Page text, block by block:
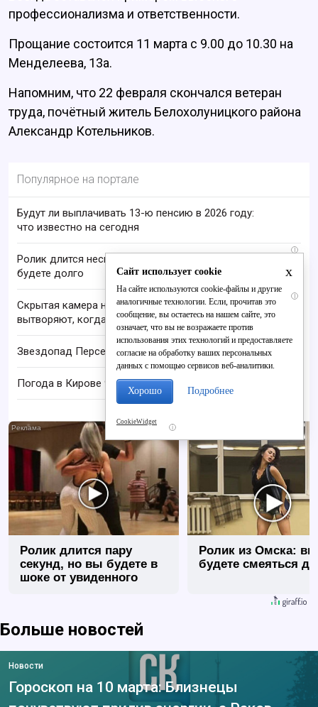
профессионализма и ответственности.
Прощание состоится 11 марта с 9.00 до 10.30 на
Менделеева, 13а.
Напомним, что 22 февраля скончался ветеран
труда, почётный житель Белохолуницкого района
Александр Котельников.
Популярное на портале
Будут ли выплачивать 13-ю пенсию в 2026 году:
что известно на сегодня
i
Ролик длится несколько секунд, а смеяться вы
будете долго
i
Скрытая камера на пляже Крыма: Что люди
вытворяют, когда их не видят...
Звездопад Персеиды увидят в Кирове 12 августа
Погода в Кирове 9 августа: до +22 C и дождь
i
Ролик длится пару
секунд, но вы будете в
шоке от увиденного
Ролик из Омска: вы
будете смеяться
Больше новостей
Новости
Гороскоп на 10 марта: Близнецы
x
Сайт использует cookie
На сайте используются cookie-файлы и другие
аналогичные технологии. Если, прочитав это
сообщение, вы остаетесь на нашем сайте, это
означает, что вы не возражаете против
использования этих технологий и предоставляете
согласие на обработку ваших персональных
данных с помощью сервисов веб-аналитики.
Хорошо Подробнее
CookieWidget